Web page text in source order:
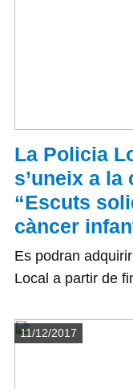
La Policia
s’uneix a
“Escuts
càncer
Es podran
Local a partir de
Detalls
11/12/2017